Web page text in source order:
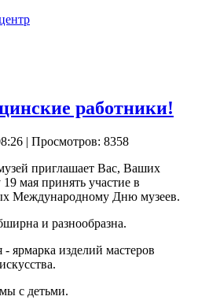
работники!
| Просмотров: 8358
приглашает Вас, Ваших
мая принять участие в
Международному Дню музеев.
и разнообразна.
ярмарка изделий мастеров
с детьми.